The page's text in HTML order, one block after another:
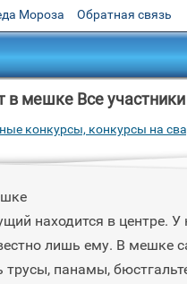
Мороза Обратная связь
мешке Все участники
конкурсы, конкурсы на
находится в центре. У
лишь ему. В мешке
панамы,